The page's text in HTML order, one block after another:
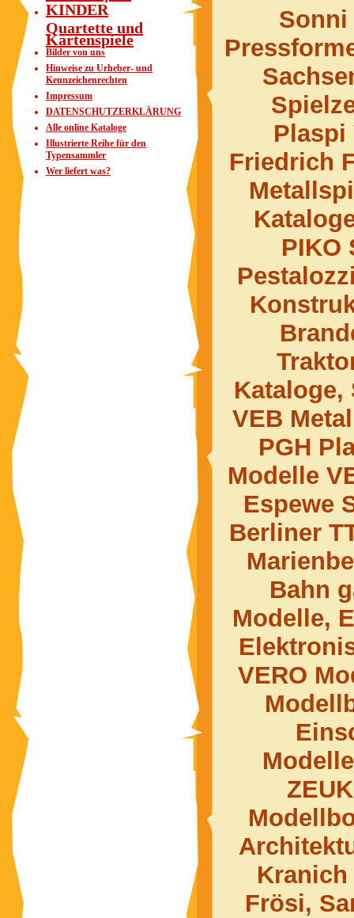
KINDER
Quartette und
Kartenspiele
Bilder von uns
Hinweise zu Urheber- und
Kennzeichenrechten
Impressum
DATENSCHUTZERKLÄRUNG
Alle online Kataloge
Illustrierte Reihe für den
Typensammler
Wer liefert was?
Sonni
Plaspi
Friedrich
PIKO
VEB
PGH
Modelle
Espewe
Berliner
Bahn
Modelle,
VERO
Kranich
Frösi,